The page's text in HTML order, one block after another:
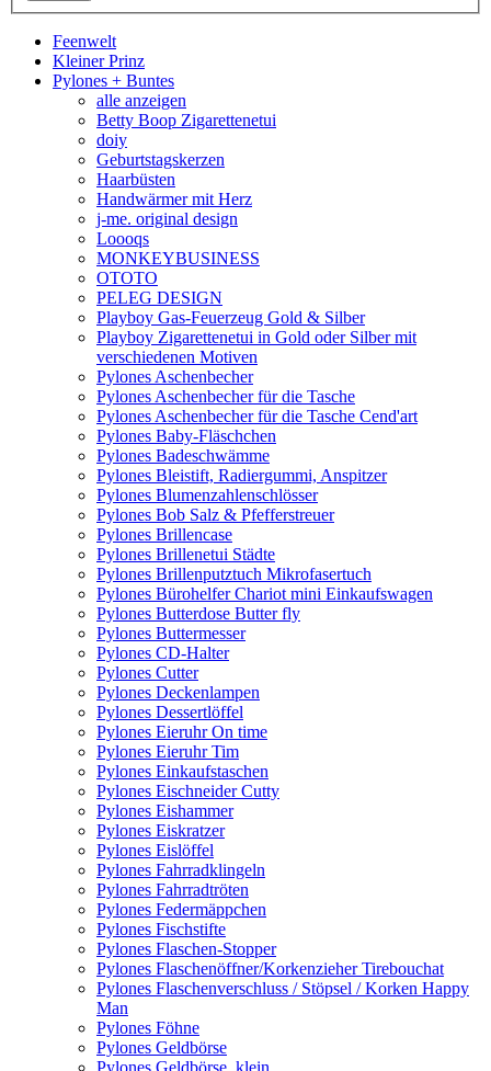
Feenwelt
Kleiner Prinz
Pylones + Buntes
alle anzeigen
Betty Boop Zigarettenetui
doiy
Geburtstagskerzen
Haarbüsten
Handwärmer mit Herz
j-me. original design
Loooqs
MONKEYBUSINESS
OTOTO
PELEG DESIGN
Playboy Gas-Feuerzeug Gold & Silber
Playboy Zigarettenetui in Gold oder Silber mit
verschiedenen Motiven
Pylones Aschenbecher
Pylones Aschenbecher für die Tasche
Pylones Aschenbecher für die Tasche Cend'art
Pylones Baby-Fläschchen
Pylones Badeschwämme
Pylones Bleistift, Radiergummi, Anspitzer
Pylones Blumenzahlenschlösser
Pylones Bob Salz & Pfefferstreuer
Pylones Brillencase
Pylones Brillenetui Städte
Pylones Brillenputztuch Mikrofasertuch
Pylones Bürohelfer Chariot mini Einkaufswagen
Pylones Butterdose Butter fly
Pylones Buttermesser
Pylones CD-Halter
Pylones Cutter
Pylones Deckenlampen
Pylones Dessertlöffel
Pylones Eieruhr On time
Pylones Eieruhr Tim
Pylones Einkaufstaschen
Pylones Eischneider Cutty
Pylones Eishammer
Pylones Eiskratzer
Pylones Eislöffel
Pylones Fahrradklingeln
Pylones Fahrradtröten
Pylones Federmäppchen
Pylones Fischstifte
Pylones Flaschen-Stopper
Pylones Flaschenöffner/Korkenzieher Tirebouchat
Pylones Flaschenverschluss / Stöpsel / Korken Happy
Man
Pylones Föhne
Pylones Geldbörse